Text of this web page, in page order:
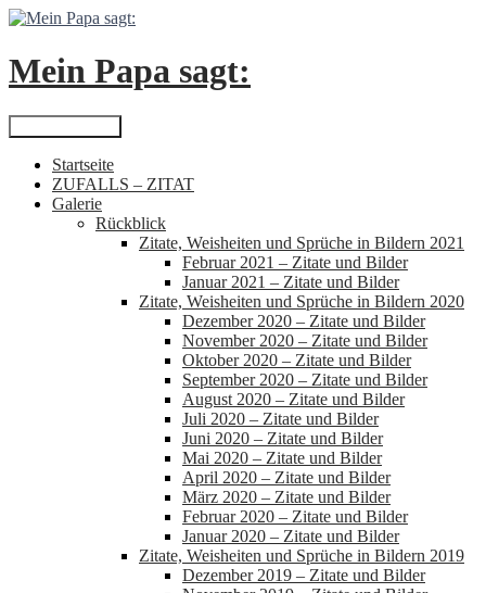
Zum
springen
Mein Papa sagt:
Suchen
Startseite
ZUFALLS – ZITAT
Galerie
Rückblick
Zitate, Weisheiten und Sprüche in Bildern 2021
Februar 2021 – Zitate und Bilder
Januar 2021 – Zitate und Bilder
Zitate, Weisheiten und Sprüche in Bildern 2020
Dezember 2020 – Zitate und Bilder
November 2020 – Zitate und Bilder
Oktober 2020 – Zitate und Bilder
September 2020 – Zitate und Bilder
August 2020 – Zitate und Bilder
Juli 2020 – Zitate und Bilder
Juni 2020 – Zitate und Bilder
Mai 2020 – Zitate und Bilder
April 2020 – Zitate und Bilder
März 2020 – Zitate und Bilder
Februar 2020 – Zitate und Bilder
Januar 2020 – Zitate und Bilder
Zitate, Weisheiten und Sprüche in Bildern 2019
Dezember 2019 – Zitate und Bilder